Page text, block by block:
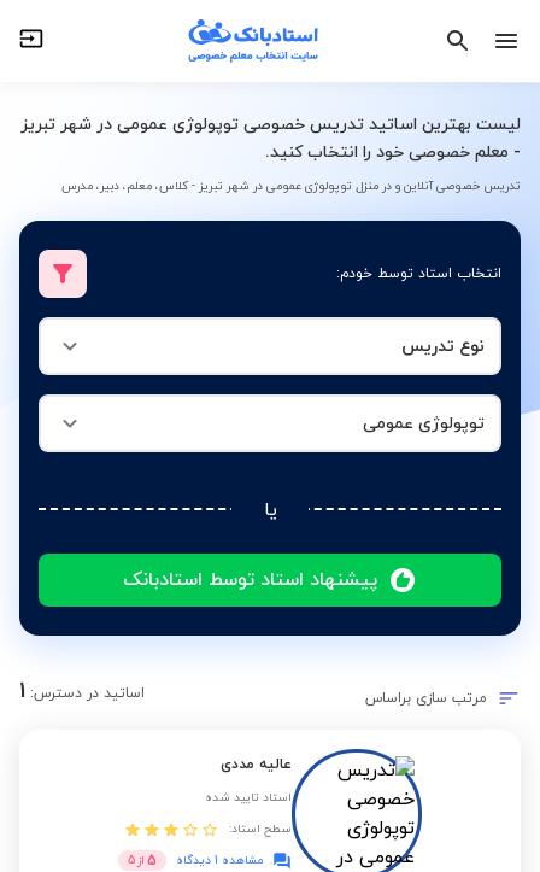
لیست بهترین اساتید تدریس خصوصی توپولوژی عمومی در شهر تبریز
- معلم خصوصی خود را انتخاب کنید.
تدریس خصوصی آنلاین و در منزل توپولوژی عمومی در شهر تبریز - کلاس، معلم، دبیر، مدرس
انتخاب استاد توسط خودم:
نوع تدریس
توپولوژی عمومی
یا
پیشنهاد استاد توسط استادبانک
توپولوژی عمومی
مرتب سازی براساس اساتید در دسترس: 1
عالیه مددی
استاد تایید شده
سطح استاد:
مشاهده 1 دیدگاه
5 از 5